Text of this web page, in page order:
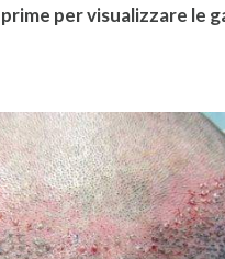
per visualizzare le